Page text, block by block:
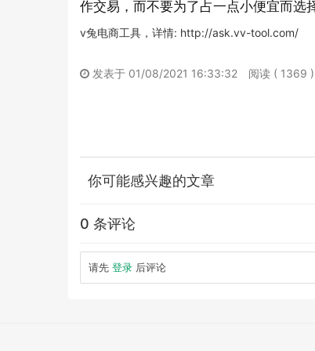
作交易，而不要为了占一点小便宜而选
v兔电商工具，详情: http://ask.vv-tool.com/
发表于 01/08/2021 16:33:32 阅读 ( 1369 )
你可能感兴趣的文章
0 条评论
请先 登录 后评论